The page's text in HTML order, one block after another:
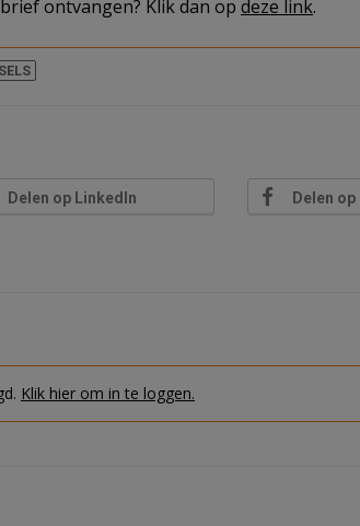
ontvangen? Klik dan op deze link.
Delen op LinkedIn Delen
Klik hier om in te loggen.